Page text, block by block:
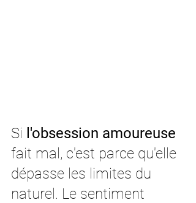
Si l'obsession amoureuse
fait mal, c'est parce qu'elle
dépasse les limites du
naturel. Le sentiment